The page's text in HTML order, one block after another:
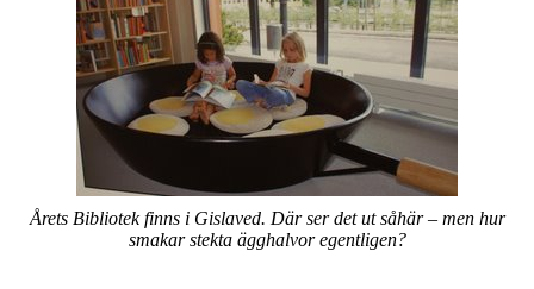
Årets Bibliotek finns i Gislaved. Där ser det ut såhär – men hur
smakar stekta ägghalvor egentligen?